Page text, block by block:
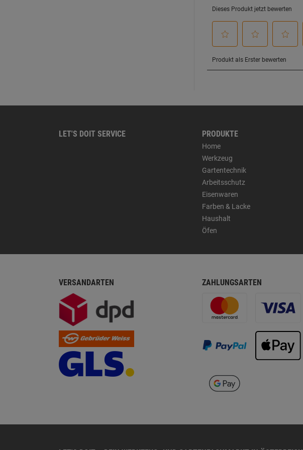
LET'S DOIT SERVICE PRODUKTE
Home
Werkzeug
Gartentechnik
Arbeitsschutz
Eisenwaren
Farben & Lacke
Haushalt
Öfen
VERSANDARTEN ZAHLUNGSARTEN